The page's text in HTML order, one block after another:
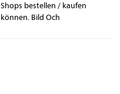
Shops bestellen / kaufen
können. Bild Och